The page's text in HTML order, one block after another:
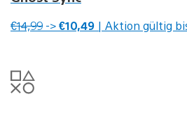
€14,99 ->€10,49 | Aktion gültig